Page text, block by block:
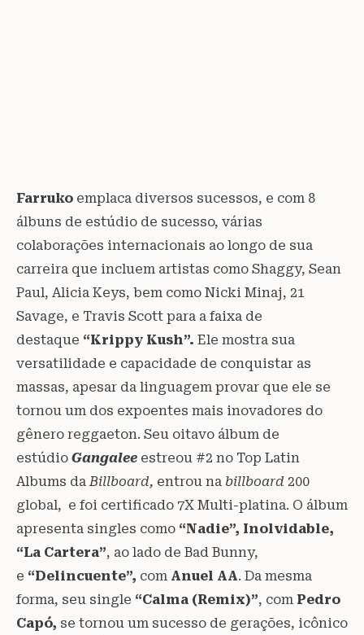
Farruko emplaca diversos sucessos, e com 8
álbuns de estúdio de sucesso, várias
colaborações internacionais ao longo de sua
carreira que incluem artistas como Shaggy, Sean
Paul, Alicia Keys, bem como Nicki Minaj, 21
Savage, e Travis Scott para a faixa de
destaque “Krippy Kush”. Ele mostra sua
versatilidade e capacidade de conquistar as
massas, apesar da linguagem provar que ele se
tornou um dos expoentes mais inovadores do
gênero reggaeton. Seu oitavo álbum de
estúdio Gangalee estreou #2 no Top Latin
Albums daBillboard, entrou na billboard 200
global, e foi certificado 7X Multi-platina. O álbum
apresenta singles como “Nadie”, Inolvidable,
“La Cartera”, ao lado de Bad Bunny,
e “Delincuente”, com Anuel AA. Da mesma
forma, seu single “Calma (Remix)”, com Pedro
Capó, se tornou um sucesso de gerações, icônico